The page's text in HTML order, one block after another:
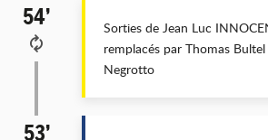
54’
Sorties de Jean Luc
remplacés par Thomas
Negrotto
53’